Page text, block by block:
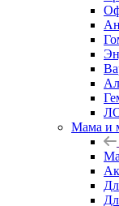
Мама и